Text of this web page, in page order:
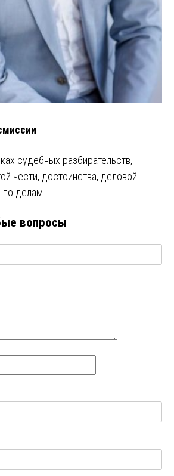
судебных разбирательств,
чести, достоинства, деловой
делам…
вопросы